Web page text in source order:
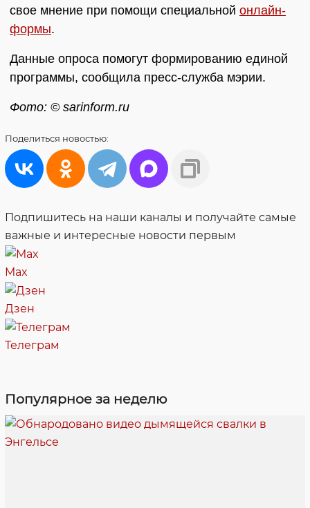
свое мнение при помощи специальной онлайн-
формы.
Данные опроса помогут формированию единой
программы, сообщила пресс-служба мэрии.
Фото: © sarinform.ru
Поделиться новостью:
Подпишитесь на наши каналы и получайте самые
важные и интересные новости первым
Max
Дзен
Телеграм
Популярное за неделю